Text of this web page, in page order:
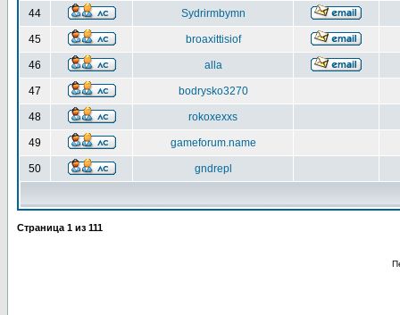
44 Sydrirmbymn
45 broaxittisiof
46 alla
47 bodrysko3270
48 rokoxexxs
49 gameforum.name
50 gndrepl
Страница 1 из 111